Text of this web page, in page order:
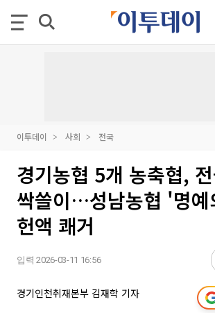
이투데이 사회 전국
경기농협 5개 농축협,
싹쓸이…성남농협 '명예
헌액 쾌거
입력 2026-03-11 16:56
경기인천취재본부 김재학 기자